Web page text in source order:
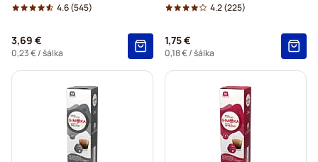
4.6(545)
3,69 €
0,23 €/ šálka
4.2(225)
1,75 €
0,18 €/ šálka